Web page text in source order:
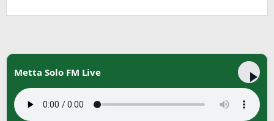
Metta Solo FM Live